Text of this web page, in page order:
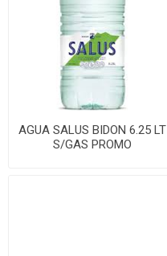
AGUA SALUS BIDON 6.25 LT
S/GAS PROMO